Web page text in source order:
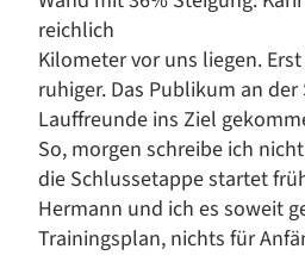
reichlich
Kilometer vor uns liegen.
ruhiger. Das Publikum an
Lauffreunde ins Ziel
So, morgen schreibe ich
die Schlussetappe startet
Hermann und ich es soweit
Trainingsplan, nichts für